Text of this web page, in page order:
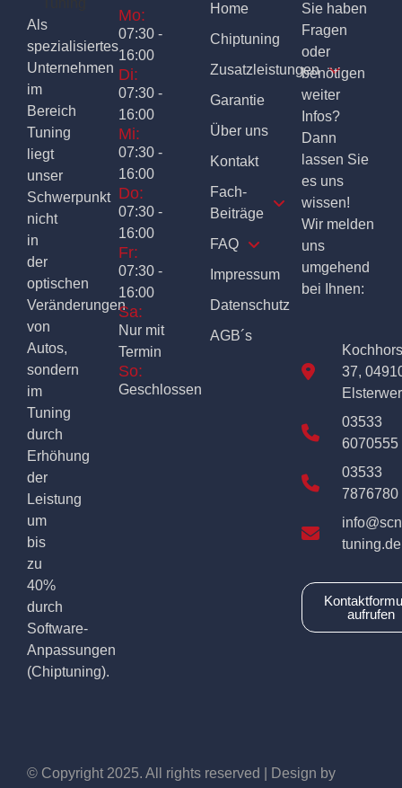
Als
spezialisiertes
Unternehmen
im
Bereich
Tuning
liegt
unser
Schwerpunkt
nicht
in
der
optischen
Veränderungen
von
Autos,
sondern
im
Tuning
durch
Erhöhung
der
Leistung
um
bis
zu
40%
durch
Software-
Anpassungen
(Chiptuning).
Mo:
07:30 -
16:00
Di:
07:30 -
16:00
Mi:
07:30 -
16:00
Do:
07:30 -
16:00
Fr:
07:30 -
16:00
Sa:
Nur mit
Termin
So:
Geschlossen
Home
Chiptuning
Zusatzleistungen
Garantie
Über uns
Kontakt
Fach-
Beiträge
FAQ
Impressum
Datenschutz
AGB´s
Sie haben
Fragen
oder
benötigen
weiter
Infos?
Dann
lassen Sie
es uns
wissen!
Wir melden
uns
umgehend
bei Ihnen:
37,
03533
6070555
03533
7876780
tuning.de
aufrufen
© Copyright 2025. All rights reserved | Design by